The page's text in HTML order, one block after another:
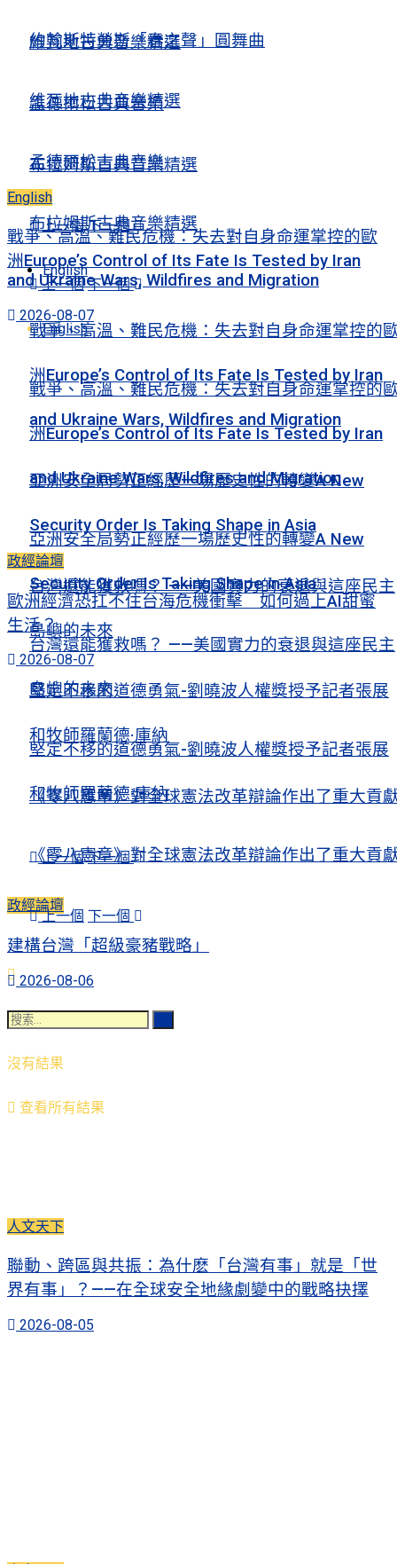
維瓦地古典音樂精選
孟德爾松古典音樂
布拉姆斯古典音樂精選
上一個 下一個
English
戰爭、高溫、難民危機：失去對自身命運掌控的
洲Europe’s Control of Its Fate Is Tested by Iran
and Ukraine Wars, Wildfires and Migration
亞洲安全局勢正經歷一場歷史性的轉變A New
Security Order Is Taking Shape in Asia
台灣還能獲救嗎？ ——美國實力的衰退與這座民主
島嶼的未來
堅定不移的道德勇氣-劉曉波人權獎授予記者張展
和牧師羅蘭德·庫納
《零八憲章》對全球憲法改革辯論作出了重大貢
上一個 下一個
約翰斯特勞斯「春之聲」圓舞曲
維瓦地古典音樂精選
孟德爾松古典音樂
布拉姆斯古典音樂精選
上一個 下一個
English
戰爭、高溫、難民危機：失去對自身命運掌控的
洲Europe’s Control of Its Fate Is Tested by Iran
and Ukraine Wars, Wildfires and Migration
亞洲安全局勢正經歷一場歷史性的轉變A New
Security Order Is Taking Shape in Asia
台灣還能獲救嗎？ ——美國實力的衰退與這座民主
島嶼的未來
堅定不移的道德勇氣-劉曉波人權獎授予記者張展
和牧師羅蘭德·庫納
《零八憲章》對全球憲法改革辯論作出了重大貢
上一個 下一個
沒有結果
查看所有結果
English
戰爭、高溫、難民危機：失去對自身命運掌控的歐
洲Europe’s Control of Its Fate Is Tested by Iran
and Ukraine Wars, Wildfires and Migration
2026-08-07
政經論壇
歐洲經濟恐扛不住台海危機衝擊 如何過上AI甜蜜
生活？
2026-08-07
政經論壇
建構台灣「超級豪豬戰略」
2026-08-06
人文天下
聯動、跨區與共振：為什麽「台灣有事」就是「世
界有事」？——在全球安全地緣劇變中的戰略抉擇
2026-08-05